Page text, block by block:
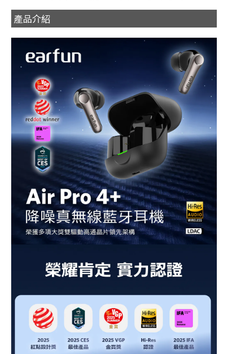
產品介紹